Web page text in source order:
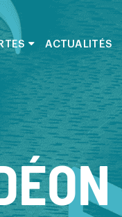
ACTUALITÉS